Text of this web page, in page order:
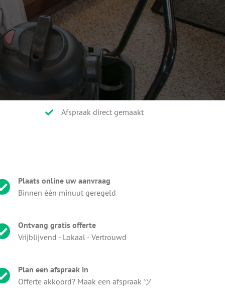
Afspraak direct gemaakt
Plaats online uw aanvraag
Binnen één minuut geregeld
Ontvang gratis offerte
Vrijblijvend - Lokaal - Vertrouwd
Plan een afspraak in
Offerte akkoord? Maak een afspraak ツ